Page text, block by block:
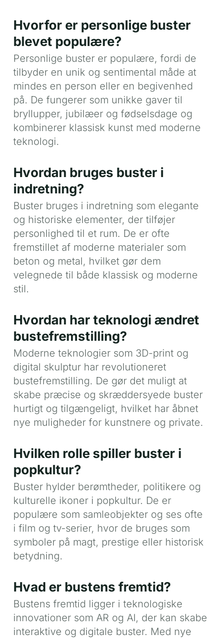
Hvorfor er personlige buster
blevet populære?
Personlige buster er populære, fordi de
tilbyder en unik og sentimental måde at
mindes en person eller en begivenhed
på. De fungerer som unikke gaver til
bryllupper, jubilæer og fødselsdage og
kombinerer klassisk kunst med moderne
teknologi.
Hvordan bruges buster i
indretning?
Buster bruges i indretning som elegante
og historiske elementer, der tilføjer
personlighed til et rum. De er ofte
fremstillet af moderne materialer som
beton og metal, hvilket gør dem
velegnede til både klassisk og moderne
stil.
Hvordan har teknologi ændret
bustefremstilling?
Moderne teknologier som 3D-print og
digital skulptur har revolutioneret
bustefremstilling. De gør det muligt at
skabe præcise og skræddersyede buster
hurtigt og tilgængeligt, hvilket har åbnet
nye muligheder for kunstnere og private.
Hvilken rolle spiller buster i
popkultur?
Buster hylder berømtheder, politikere og
kulturelle ikoner i popkultur. De er
populære som samleobjekter og ses ofte
i film og tv-serier, hvor de bruges som
symboler på magt, prestige eller historisk
betydning.
Hvad er bustens fremtid?
Bustens fremtid ligger i teknologiske
innovationer som AR og AI, der kan skabe
interaktive og digitale buster. Med nye